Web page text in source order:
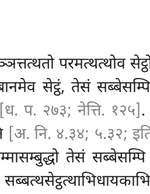
परमत्थत्थोव
सेट्ठं, तेसं
[ध. प. २७३; नेत्ति. १२५] .
[अ. नि. ४.३४; ५.३२;
तेसं